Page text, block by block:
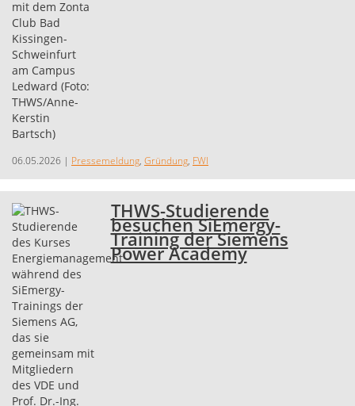
06.05.2026 | Pressemeldung, Gründung, FWI
THWS-Studierende
besuchen SiEmergy-
Training der Siemens
Power Academy